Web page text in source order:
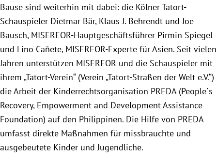
Bayern
München
Zur Person
Kontakt
Presse
Termine
Bause sind weiterhin mit dabei: die Kölner Tatort-
Schauspieler Dietmar Bär, Klaus J. Behrendt und Joe
Bausch, MISEREOR-Hauptgeschäftsführer Pirmin Spiegel
und Lino Cañete, MISEREOR-Experte für Asien. Seit vielen
Jahren unterstützen MISEREOR und die Schauspieler mit
ihrem „Tatort-Verein“ (Verein „Tatort-Straßen der Welt e.V.“)
die Arbeit der Kinderrechtsorganisation PREDA (People`s
Recovery, Empowerment and Development Assistance
Foundation) auf den Philippinen. Die Hilfe von PREDA
umfasst direkte Maßnahmen für missbrauchte und
ausgebeutete Kinder und Jugendliche.